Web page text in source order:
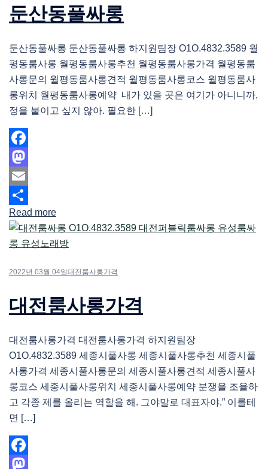
둔산동풀싸롱
둔산동풀싸롱 둔산동풀싸롱 하지원팀장 O1O.4832.3589 월
평동룸사롱 월평동룸사롱추천 월평동룸사롱가격 월평동룸
사롱문의 월평동룸사롱견적 월평동룸사롱코스 월평동룸사
롱위치 월평동룸사롱예약 내가 있을 곳은 여기가 아니니까,
정을 붙이고 싶지 않아. 필요한 […]
Facebook
Mastodon
Email
Share
Read more
2022년 03월 04일 대전룸사롱가격
대전룸사롱가격
대전룸사롱가격 대전룸사롱가격 하지원팀장
O1O.4832.3589 세종시풀사롱 세종시풀사롱추천 세종시풀
사롱가격 세종시풀사롱문의 세종시풀사롱견적 세종시풀사
롱코스 세종시풀사롱위치 세종시풀사롱예약 분쟁을 조율하
고 각종 제를 올리는 역할을 해. 그야말로 대표자야.” 이를테
면 […]
Facebook